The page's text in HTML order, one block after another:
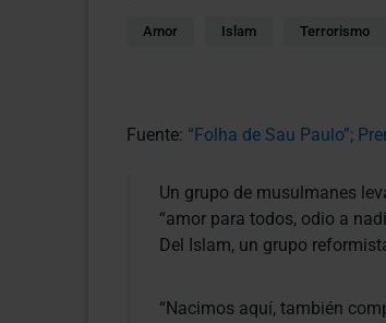
Amor Islam Terrorismo
Fuente: “Folha de Sau Paulo”;
Un grupo de musulmanes
“amor para todos, odio a
Del Islam, un grupo
“Nacimos aquí, también